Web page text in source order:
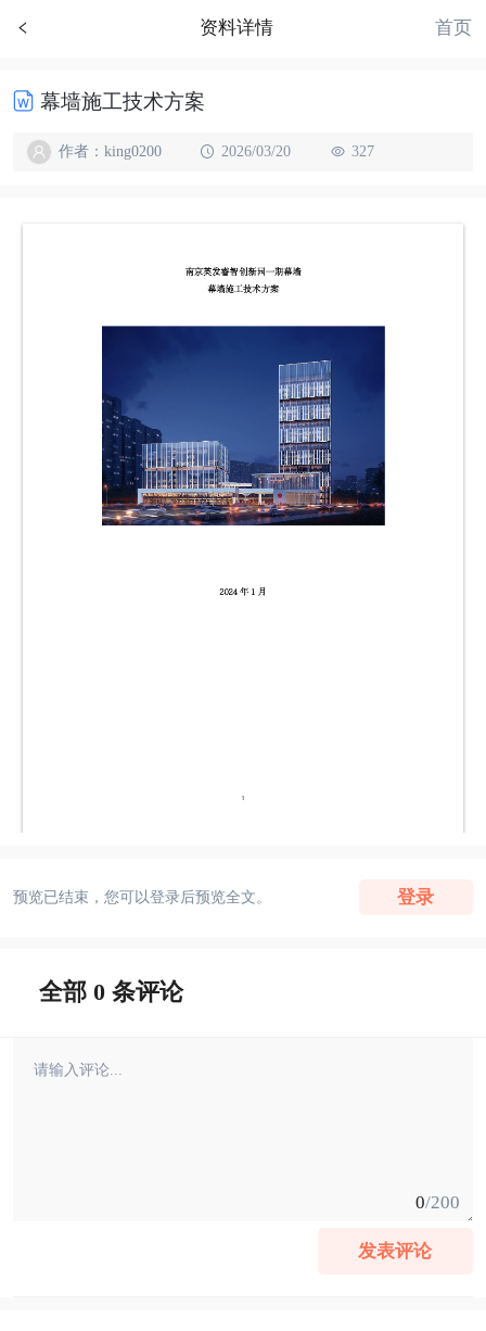
资料详情 首页
幕墙施工技术方案
作者：king0200 2026/03/20 327
预览已结束，您可以登录后预览全文。 登录
全部 0 条评论
0/200
发表评论